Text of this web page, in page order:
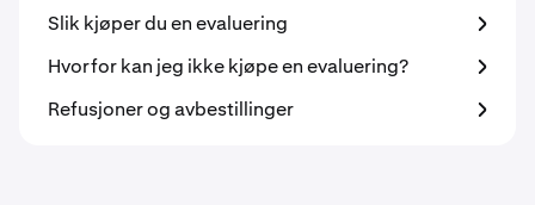
Slik kjøper du en evaluering
Hvorfor kan jeg ikke kjøpe en evaluering?
Refusjoner og avbestillinger